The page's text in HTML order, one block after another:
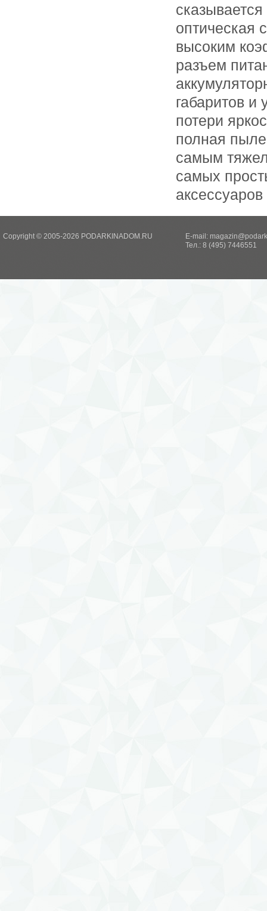
оптическая
высоким
разъем
габаритов и
потери
полная пыле
самым
самых
Copyright © 2005-2026 PODARKINADOM.RU E-mail:
Тел.: 8 (495) 7446551